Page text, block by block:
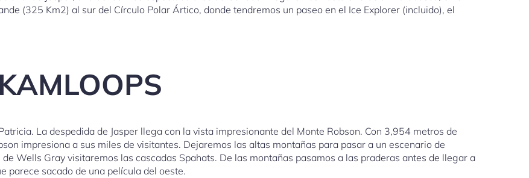
(325 Km2) al sur del Círculo Polar Ártico, donde tendremos un paseo en el Ice Explorer (incluido), el
La despedida de Jasper llega con la vista impresionante del Monte Robson. Con 3,954 metros de
impresiona a sus miles de visitantes. Dejaremos las altas montañas para pasar a un escenario de
Wells Gray visitaremos las cascadas Spahats. De las montañas pasamos a las praderas antes de llegar a
parece sacado de una película del oeste.